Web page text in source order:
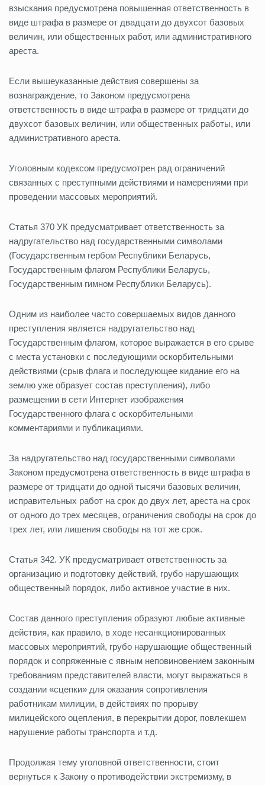
взыскания предусмотрена повышенная ответственность в
виде штрафа в размере от двадцати до двухсот базовых
величин, или общественных работ, или административного
ареста.
Если вышеуказанные действия совершены за
вознаграждение, то Законом предусмотрена
ответственность в виде штрафа в размере от тридцати до
двухсот базовых величин, или общественных работы, или
административного ареста.
Уголовным кодексом предусмотрен рад ограничений
связанных с преступными действиями и намерениями при
проведении массовых мероприятий.
Статья 370 УК предусматривает ответственность за
надругательство над государственными символами
(Государственным гербом Республики Беларусь,
Государственным флагом Республики Беларусь,
Государственным гимном Республики Беларусь).
Одним из наиболее часто совершаемых видов данного
преступления является надругательство над
Государственным флагом, которое выражается в его срыве
с места установки с последующими оскорбительными
действиями (срыв флага и последующее кидание его на
землю уже образует состав преступления), либо
размещении в сети Интернет изображения
Государственного флага с оскорбительными
комментариями и публикациями.
За надругательство над государственными символами
Законом предусмотрена ответственность в виде штрафа в
размере от тридцати до одной тысячи базовых величин,
исправительных работ на срок до двух лет, ареста на срок
от одного до трех месяцев, ограничения свободы на срок до
трех лет, или лишения свободы на тот же срок.
Статья 342. УК предусматривает ответственность за
организацию и подготовку действий, грубо нарушающих
общественный порядок, либо активное участие в них.
Состав данного преступления образуют любые активные
действия, как правило, в ходе несанкционированных
массовых мероприятий, грубо нарушающие общественный
порядок и сопряженные с явным неповиновением законным
требованиям представителей власти, могут выражаться в
создании «сцепки» для оказания сопротивления
работникам милиции, в действиях по прорыву
милицейского оцепления, в перекрытии дорог, повлекшем
нарушение работы транспорта и т.д.
Продолжая тему уголовной ответственности, стоит
вернуться к Закону о противодействии экстремизму, в